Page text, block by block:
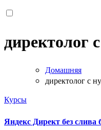
директолог
Домашняя
директолог с
Курсы
Яндекс Директ без